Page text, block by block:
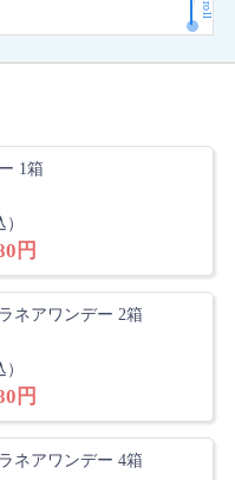
★★★★★
ピート確定
ても満足していま
比べて装着しやす
すく丈夫な印象を受
していますが、乾燥
点を挙げるとすれ
にくいところです。自
後も継続して使用し
1箱
円
ネアワンデー 2箱
円
ネアワンデー 4箱